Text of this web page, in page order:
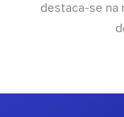
destaca-se na